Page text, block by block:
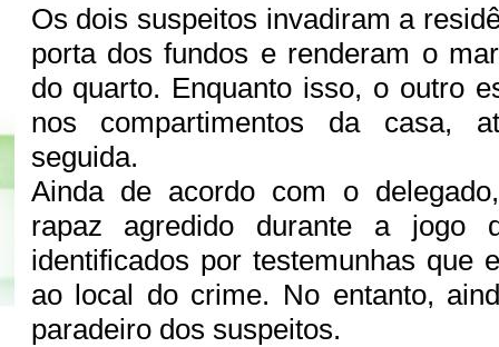
Os dois suspeitos invadiram a
porta dos fundos e renderam o
do quarto. Enquanto isso, o outro
nos compartimentos da casa,
seguida.
Ainda de acordo com o
rapaz agredido durante a jogo
identificados por testemunhas que
ao local do crime. No entanto,
paradeiro dos suspeitos.